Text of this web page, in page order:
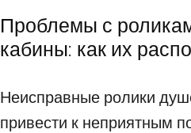
Проблемы с
кабины: как их
Неисправные ролики
привести к неприятным